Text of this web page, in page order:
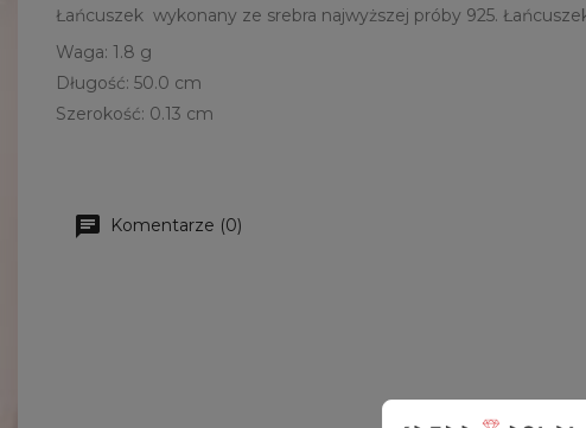
Łańcuszek wykonany ze srebra najwyższej próby 925.
Waga: 1.8 g
Długość: 50.0 cm
Szerokość: 0.13 cm
Komentarze (0)